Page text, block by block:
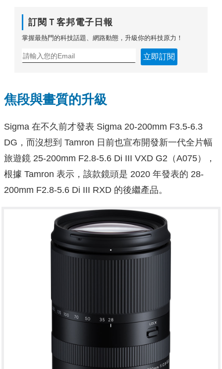
訂閱Ｔ客邦電子日報
掌握最熱門的科技話題、網路動態，升級你的科技原力！
立即訂閱
焦段與畫質的升級
Sigma 在不久前才發表 Sigma 20-200mm F3.5-6.3
DG，而沒想到 Tamron 日前也宣布開發新一代全片幅
旅遊鏡 25-200mm F2.8-5.6 Di III VXD G2（A075），
根據 Tamron 表示，該款鏡頭是 2020 年發表的 28-
200mm F2.8-5.6 Di III RXD 的後繼產品。